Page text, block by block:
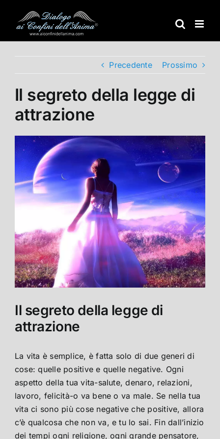
contenuto
Precedente Prossimo
Il segreto della legge di
attrazione
Il segreto della legge di
attrazione
La vita è semplice, è fatta solo di due generi di
cose: quelle positive e quelle negative. Ogni
aspetto della tua vita-salute, denaro, relazioni,
lavoro, felicità-o va bene o va male. Se nella tua
vita ci sono più cose negative che positive, allora
c’è qualcosa che non va, e tu lo sai. Fin dall’inizio
dei tempi ogni religione, ogni grande pensatore,